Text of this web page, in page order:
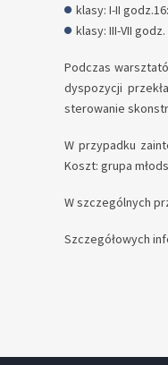
klasy: I-II
klasy: III-VII
Podczas
dyspozycji
sterowanie
W przypadku
Koszt: grupa
W szczególnych
Szczegółowych